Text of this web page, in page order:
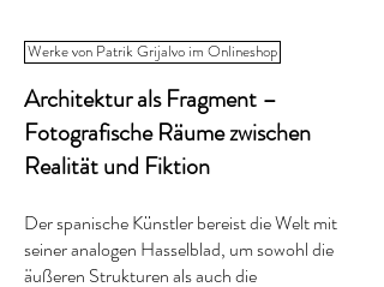
Werke von Patrik Grijalvo im Onlineshop
Architektur als Fragment –
Fotografische Räume zwischen
Realität und Fiktion
Der spanische Künstler bereist die Welt mit
seiner analogen Hasselblad, um sowohl die
äußeren Strukturen als auch die